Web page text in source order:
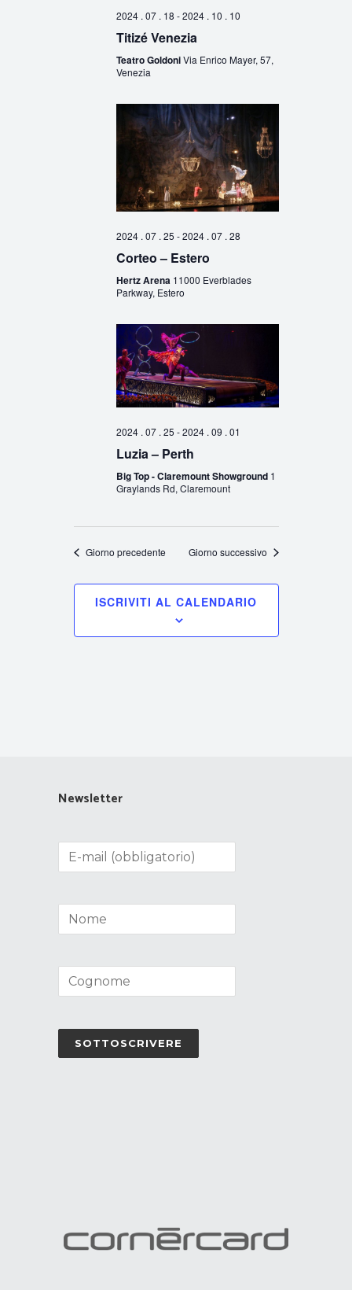
2024 . 07 . 18 -2024 . 10 . 10
Titizé Venezia
Teatro GoldoniVia Enrico Mayer, 57,
Venezia
2024 . 07 . 25 -2024 . 07 . 28
Corteo – Estero
Hertz Arena 11000 Everblades
Parkway, Estero
2024 . 07 . 25 -2024 . 09 . 01
Luzia – Perth
Big Top - Claremount Showground 1
Graylands Rd, Claremount
Giorno precedente Giorno successivo
ISCRIVITI AL CALENDARIO
Newsletter